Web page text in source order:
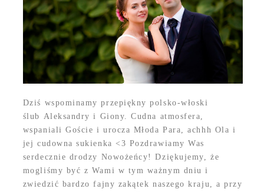
Dziś wspominamy przepiękny polsko-włoski
ślub Aleksandry i Giony. Cudna atmosfera,
wspaniali Goście i urocza Młoda Para, achhh Ola i
jej cudowna sukienka <3 Pozdrawiamy Was
serdecznie drodzy Nowożeńcy! Dziękujemy, że
mogliśmy być z Wami w tym ważnym dniu i
zwiedzić bardzo fajny zakątek naszego kraju, a przy